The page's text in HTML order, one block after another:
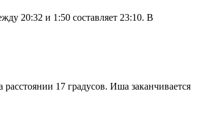
20:32 и 1:50 составляет 23:10. В
17 градусов. Иша заканчивается